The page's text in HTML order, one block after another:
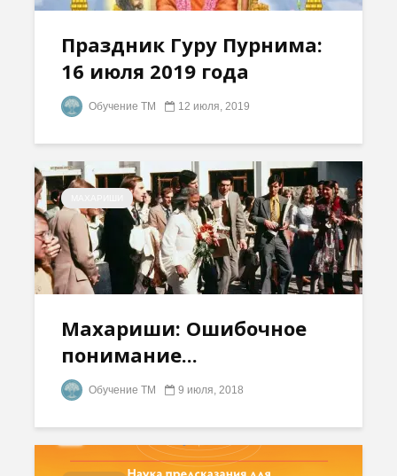
Праздник Гуру Пурнима:
16 июля 2019 года
Обучение ТМ 12 июля, 2019
Махариши: Ошибочное
понимание...
Обучение ТМ 9 июля, 2018